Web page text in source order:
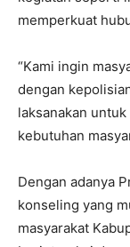
memperkuat
“Kami ingin
dengan
laksanakan
kebutuhan
Dengan adanya
konseling yang
masyarakat